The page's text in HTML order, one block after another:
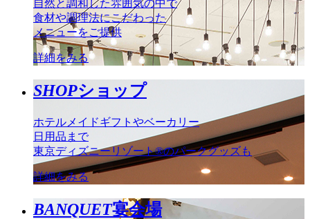
自然と調和した雰囲気の中で
食材や調理法にこだわった
メニューをご提供
詳細をみる
SHOPショップ
ホテルメイドギフトやベーカリー
日用品まで
東京ディズニーリゾート®のパークグッズも
詳細をみる
BANQUET宴会場